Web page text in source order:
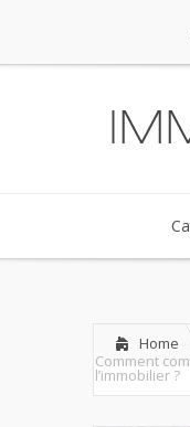
Home
Comment
l’immobilier ?